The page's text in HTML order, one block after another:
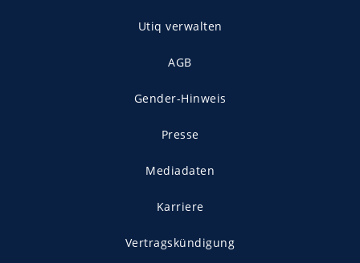
Utiq verwalten
AGB
Gender-Hinweis
Presse
Mediadaten
Karriere
Vertragskündigung